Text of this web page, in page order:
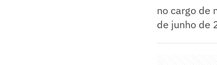
no cargo de
de junho de